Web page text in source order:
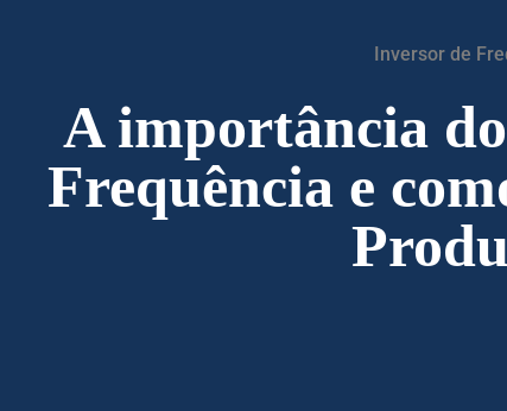
Inversor de
A importância
Frequência e